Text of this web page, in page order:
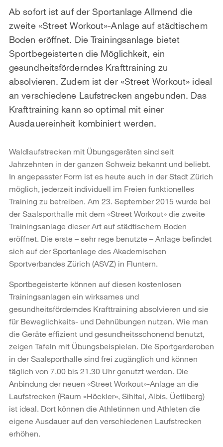
Ab sofort ist auf der Sportanlage Allmend die
zweite «Street Workout»-Anlage auf städtischem
Boden eröffnet. Die Trainingsanlage bietet
Sportbegeisterten die Möglichkeit, ein
gesundheitsförderndes Krafttraining zu
absolvieren. Zudem ist der «Street Workout» ideal
an verschiedene Laufstrecken angebunden. Das
Krafttraining kann so optimal mit einer
Ausdauereinheit kombiniert werden.
Waldlaufstrecken mit Übungsgeräten sind seit
Jahrzehnten in der ganzen Schweiz bekannt und beliebt.
In angepasster Form ist es heute auch in der Stadt Zürich
möglich, jederzeit individuell im Freien funktionelles
Training zu betreiben. Am 23. September 2015 wurde bei
der Saalsporthalle mit dem «Street Workout» die zweite
Trainingsanlage dieser Art auf städtischem Boden
eröffnet. Die erste – sehr rege benutzte – Anlage befindet
sich auf der Sportanlage des Akademischen
Sportverbandes Zürich (ASVZ) in Fluntern.
Sportbegeisterte können auf diesen kostenlosen
Trainingsanlagen ein wirksames und
gesundheitsförderndes Krafttraining absolvieren und sie
für Beweglichkeits- und Dehnübungen nutzen. Wie man
die Geräte effizient und gesundheitsschonend benutzt,
zeigen Tafeln mit Übungsbeispielen. Die Sportgarderoben
in der Saalsporthalle sind frei zugänglich und können
täglich von 7.00 bis 21.30 Uhr genutzt werden. Die
Anbindung der neuen «Street Workout»-Anlage an die
Laufstrecken (Raum «Höckler», Sihltal, Albis, Üetliberg)
ist ideal. Dort können die Athletinnen und Athleten die
eigene Ausdauer auf den verschiedenen Laufstrecken
erhöhen.